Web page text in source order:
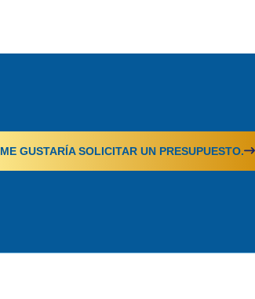
ME GUSTARÍA SOLICITAR UN PRESUPUESTO.